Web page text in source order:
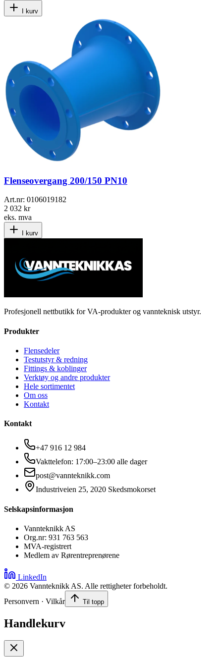
I kurv
Flenseovergang 200/150 PN10
Art.nr: 0106019182
2 032 kr
eks. mva
I kurv
Profesjonell nettbutikk for VA-produkter og vannteknisk utstyr.
Produkter
Flensedeler
Testutstyr & redning
Fittings & koblinger
Verktøy og andre produkter
Hele sortimentet
Om oss
Kontakt
Kontakt
+47 916 12 984
Vakttelefon: 17:00–23:00 alle dager
post@vannteknikk.com
Industriveien 25, 2020 Skedsmokorset
Selskapsinformasjon
Vannteknikk AS
Org.nr: 931 763 563
MVA-registrert
Medlem av Rørentreprenørene
LinkedIn
© 2026 Vannteknikk AS. Alle rettigheter forbeholdt.
Personvern · Vilkår
Til topp
Handlekurv